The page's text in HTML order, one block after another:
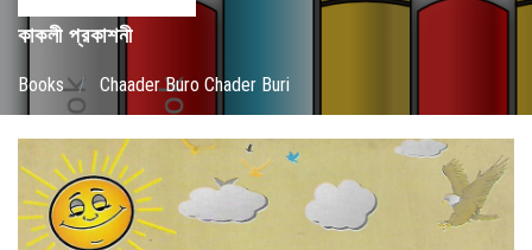
কাকলী প্রকাশনী
Books / Chaader Buro Chader Buri